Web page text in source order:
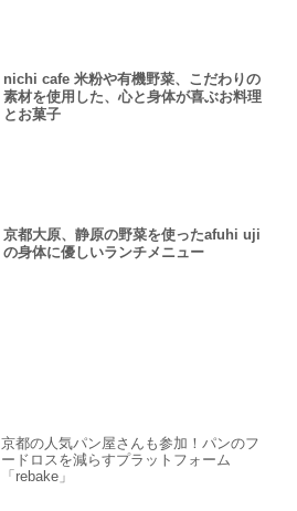
nichi cafe 米粉や有機野菜、こだわりの
素材を使用した、心と身体が喜ぶお料理
とお菓子
京都大原、静原の野菜を使ったafuhi uji
の身体に優しいランチメニュー
京都の人気パン屋さんも参加！パンのフ
ードロスを減らすプラットフォーム
「rebake」